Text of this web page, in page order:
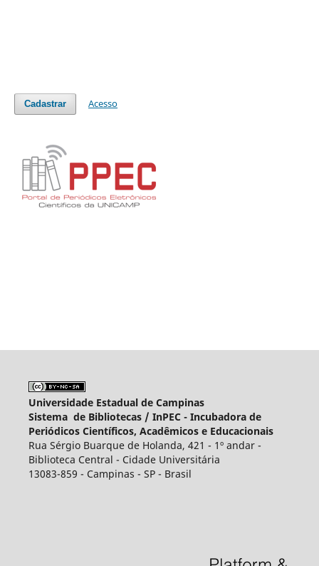
Cadastrar Acesso
Universidade Estadual de Campinas
Sistema de Bibliotecas / InPEC - Incubadora de
Periódicos Científicos, Acadêmicos e Educacionais
Rua Sérgio Buarque de Holanda, 421 - 1º andar -
Biblioteca Central - Cidade Universitária
13083-859 - Campinas - SP - Brasil